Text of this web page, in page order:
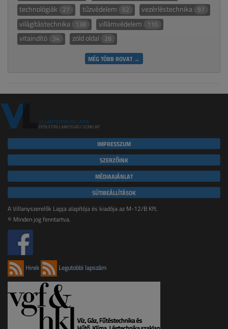
technológiák 27 tűzvédelem 52 vezérléstechnika 97
világítástechnika 138 villámvédelem 110
vitaindító 34 zöld oldal 28
MÉG TÖBB ROVAT →
IMPRESSZUM
SZERZŐINK
MÉDIAAJÁNLAT
SÜTIBEÁLLÍTÁSOK
A Villanyszerelők Lapja alapítója és kiadója az M-12/B Kft.
© Minden jog fenntartva.
Hírek Legutóbbi lapszám